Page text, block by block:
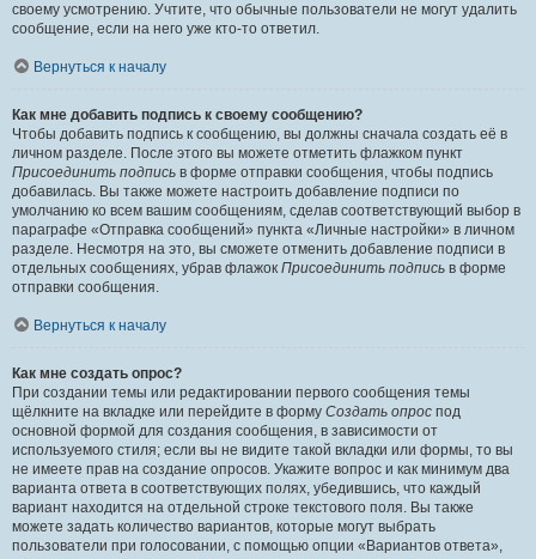
своему усмотрению. Учтите, что обычные пользователи не могут удалить
сообщение, если на него уже кто-то ответил.
Вернуться к началу
Как мне добавить подпись к своему сообщению?
Чтобы добавить подпись к сообщению, вы должны сначала создать её в
личном разделе. После этого вы можете отметить флажком пункт
Присоединить подпись в форме отправки сообщения, чтобы подпись
добавилась. Вы также можете настроить добавление подписи по
умолчанию ко всем вашим сообщениям, сделав соответствующий выбор в
параграфе «Отправка сообщений» пункта «Личные настройки» в личном
разделе. Несмотря на это, вы сможете отменить добавление подписи в
отдельных сообщениях, убрав флажок Присоединить подпись в форме
отправки сообщения.
Вернуться к началу
Как мне создать опрос?
При создании темы или редактировании первого сообщения темы
щёлкните на вкладке или перейдите в форму Создать опрос под
основной формой для создания сообщения, в зависимости от
используемого стиля; если вы не видите такой вкладки или формы, то вы
не имеете прав на создание опросов. Укажите вопрос и как минимум два
варианта ответа в соответствующих полях, убедившись, что каждый
вариант находится на отдельной строке текстового поля. Вы также
можете задать количество вариантов, которые могут выбрать
пользователи при голосовании, с помощью опции «Вариантов ответа»,